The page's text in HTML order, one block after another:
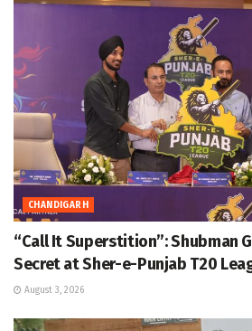
CHANDIGARH
“Call It Superstition”: Shubman
Secret at Sher-e-Punjab T20
August 3, 2026